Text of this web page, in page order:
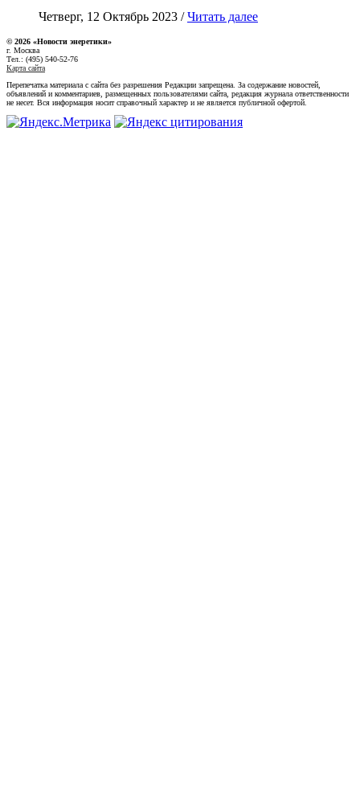
Четверг, 12 Октябрь 2023 /Читать далее
© 2026 «Новости энеретики»
г. Москва
Тел.: (495) 540-52-76
Карта сайта
Перепечатка материала с сайта без разрешения Редакции запрещена. За содержание новостей,
объявлений и комментариев, размещенных пользователями сайта, редакция журнала ответственности
не несет. Вся информация носит справочный характер и не является публичной офертой.